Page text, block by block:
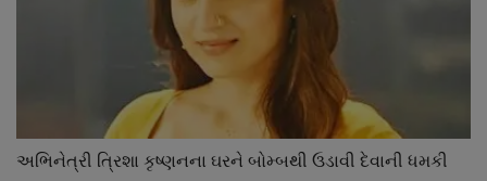
અભિનેત્રી ત્રિશા કૃષ્ણનના ઘરને બોમ્બથી ઉડાવી દેવાની ધમકી